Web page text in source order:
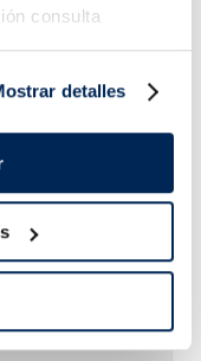
consulta
detalles
de 10!